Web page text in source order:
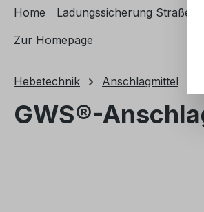
Home Ladungssicherung Straße
Zur Homepage
Hebetechnik Anschlagmittel
GWS®-